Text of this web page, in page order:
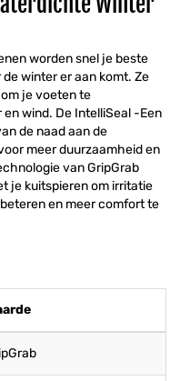
worden snel je beste
winter er aan komt. Ze
je voeten te
wind. De IntelliSeal -Een
de naad aan de
meer duurzaamheid en
van GripGrab
je kuitspieren om irritatie
en meer comfort te